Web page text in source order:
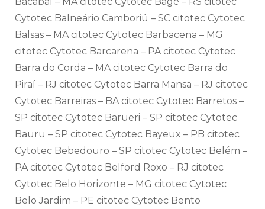
Cytotec Balneário Camboriú – SC citotec Cytotec
Balsas – MA citotec Cytotec Barbacena – MG
citotec Cytotec Barcarena – PA citotec Cytotec
Barra do Corda – MA citotec Cytotec Barra do
Piraí – RJ citotec Cytotec Barra Mansa – RJ citotec
Cytotec Barreiras – BA citotec Cytotec Barretos –
SP citotec Cytotec Barueri – SP citotec Cytotec
Bauru – SP citotec Cytotec Bayeux – PB citotec
Cytotec Bebedouro – SP citotec Cytotec Belém –
PA citotec Cytotec Belford Roxo – RJ citotec
Cytotec Belo Horizonte – MG citotec Cytotec
Belo Jardim – PE citotec Cytotec Bento